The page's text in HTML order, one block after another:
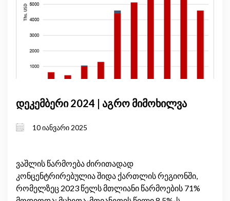
დეკემბერი 2024 | აგრო მიმოხილვა
10 იანვარი 2025
ვაშლის წარმოება ძირითადად
კონცენტრირებულია შიდა ქართლის რეგიონში,
რომელზეც 2023 წელს მთლიანი წარმოების 71%